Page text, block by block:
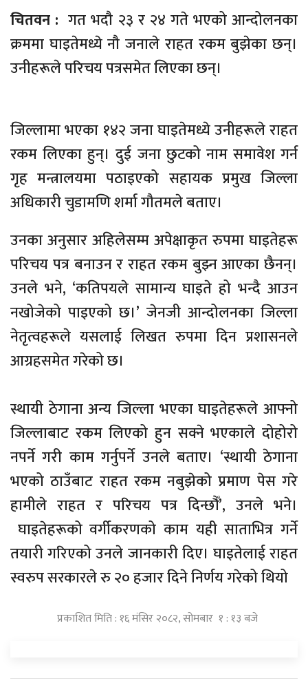
चितवन :गत भदौ २३ र २४ गते भएको आन्दोलनका
क्रममा घाइतेमध्ये नौ जनाले राहत रकम बुझेका छन्।
उनीहरूले परिचय पत्रसमेत लिएका छन्।
जिल्लामा भएका १४२ जना घाइतेमध्ये उनीहरूले राहत
रकम लिएका हुन्। दुई जना छुटको नाम समावेश गर्न
गृह मन्त्रालयमा पठाइएको सहायक प्रमुख जिल्ला
अधिकारी चुडामणि शर्मा गौतमले बताए।
उनका अनुसार अहिलेसम्म अपेक्षाकृत रुपमा घाइतेहरू
परिचय पत्र बनाउन र राहत रकम बुझ्न आएका छैनन्।
उनले भने, ‘कतिपयले सामान्य घाइते हो भन्दै आउन
नखोजेको पाइएको छ।’ जेनजी आन्दोलनका जिल्ला
नेतृत्वहरूले यसलाई लिखत रुपमा दिन प्रशासनले
आग्रहसमेत गरेको छ।
स्थायी ठेगाना अन्य जिल्ला भएका घाइतेहरूले आफ्नो
जिल्लाबाट रकम लिएको हुन सक्ने भएकाले दोहोरो
नपर्ने गरी काम गर्नुपर्ने उनले बताए। ‘स्थायी ठेगाना
भएको ठाउँबाट राहत रकम नबुझेको प्रमाण पेस गरे
हामीले राहत र परिचय पत्र दिन्छौँ’, उनले भने।
घाइतेहरूको वर्गीकरणको काम यही साताभित्र गर्ने
तयारी गरिएको उनले जानकारी दिए। घाइतेलाई राहत
स्वरुप सरकारले रु २० हजार दिने निर्णय गरेको थियो
प्रकाशित मिति : १६ मंसिर २०८२, सोमबार १ : १३ बजे